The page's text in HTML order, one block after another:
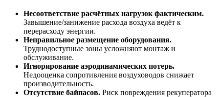
Несоответствие расчётных нагрузок фактическим.
Завышение/занижение расхода воздуха ведёт к
перерасходу энергии.
Неправильное размещение оборудования.
Труднодоступные зоны усложняют монтаж и
обслуживание.
Игнорирование аэродинамических потерь.
Недооценка сопротивления воздуховодов снижает
производительность.
Отсутствие байпасов. Риск повреждения рекуператора